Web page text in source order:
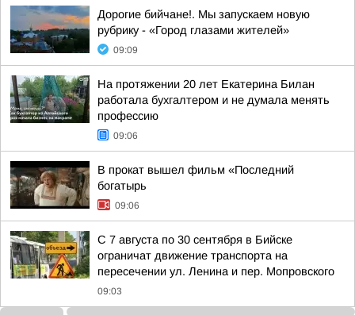
Дорогие бийчане!. Мы запускаем новую
рубрику - «Город глазами жителей»
09:09
На протяжении 20 лет Екатерина Билан
работала бухгалтером и не думала менять
профессию
09:06
В прокат вышел фильм «Последний
богатырь
09:06
С 7 августа по 30 сентября в Бийске
ограничат движение транспорта на
пересечении ул. Ленина и пер. Мопровского
09:03